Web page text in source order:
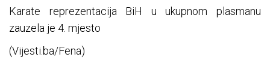
Karate reprezentacija BiH u ukupnom plasmanu
zauzela je 4. mjesto
(Vijesti.ba/Fena)